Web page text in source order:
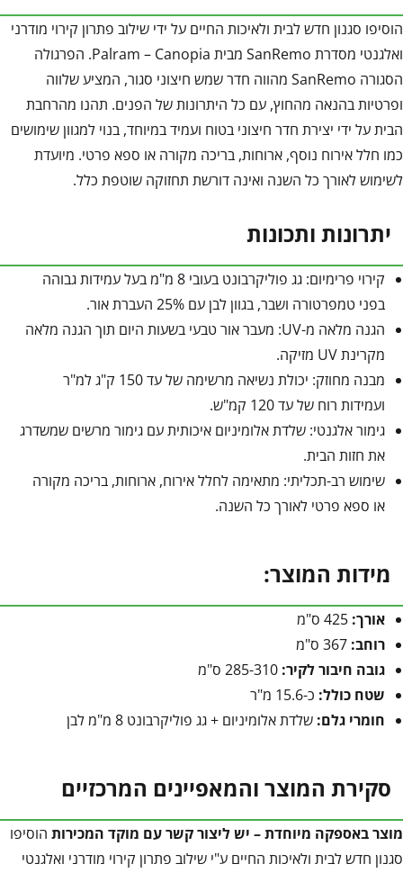
הוסיפו סגנון חדש לבית ולאיכות החיים על ידי שילוב פתרון קירוי מודרני
ואלגנטי מסדרת SanRemo מבית Palram – Canopia. הפרגולה
הסגורה SanRemo מהווה חדר שמש חיצוני סגור, המציע שלווה
ופרטיות בהנאה מהחוץ, עם כל היתרונות של הפנים. תהנו מהרחבת
הבית על ידי יצירת חדר חיצוני בטוח ועמיד במיוחד, בנוי למגוון שימושים
כמו חלל אירוח נוסף, ארוחות, בריכה מקורה או ספא פרטי. מיועדת
לשימוש לאורך כל השנה ואינה דורשת תחזוקה שוטפת כלל.
יתרונות ותכונות
קירוי פרימיום: גג פוליקרבונט בעובי 8 מ"מ בעל עמידות גבוהה
בפני טמפרטורה ושבר, בגוון לבן עם 25% העברת אור.
הגנה מלאה מ-UV: מעבר אור טבעי בשעות היום תוך הגנה מלאה
מקרינת UV מזיקה.
מבנה מחוזק: יכולת נשיאה מרשימה של עד 150 ק"ג למ"ר
ועמידות רוח של עד 120 קמ"ש.
גימור אלגנטי: שלדת אלומיניום איכותית עם גימור מרשים שמשדרג
את חזות הבית.
שימוש רב-תכליתי: מתאימה לחלל אירוח, ארוחות, בריכה מקורה
או ספא פרטי לאורך כל השנה.
מידות המוצר:
אורך:
רוחב:
גובה חיבור לקיר:
שטח כולל: כ-15.6 מ"ר
חומרי גלם: שלדת אלומיניום + גג פוליקרבונט 8 מ"מ לבן
סקירת המוצר והמאפיינים המרכזיים
מוצר באספקה מיוחדת – יש ליצור קשר עם מוקד המכירות הוסיפו
סגנון חדש לבית ולאיכות החיים ע"י שילוב פתרון קירוי מודרני ואלגנטי